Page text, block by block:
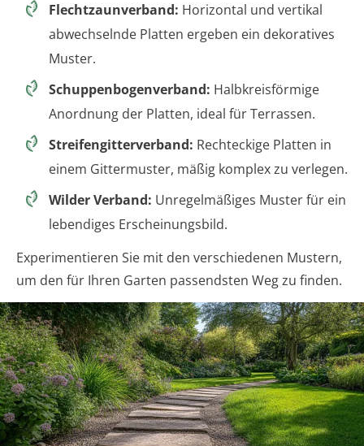
Flechtzaunverband: Horizontal und vertikal
abwechselnde Platten ergeben ein dekoratives
Muster.
Schuppenbogenverband: Halbkreisförmige
Anordnung der Platten, ideal für Terrassen.
Streifengitterverband: Rechteckige Platten in
einem Gittermuster, mäßig komplex zu verlegen.
Wilder Verband: Unregelmäßiges Muster für ein
lebendiges Erscheinungsbild.
Experimentieren Sie mit den verschiedenen Mustern,
um den für Ihren Garten passendsten Weg zu finden.